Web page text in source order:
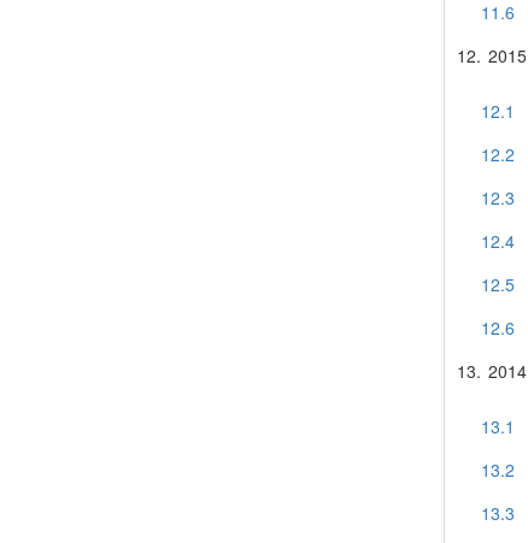
11.6
12. 2015
12.1
12.2
12.3
12.4
12.5
12.6
13. 2014
13.1
13.2
13.3